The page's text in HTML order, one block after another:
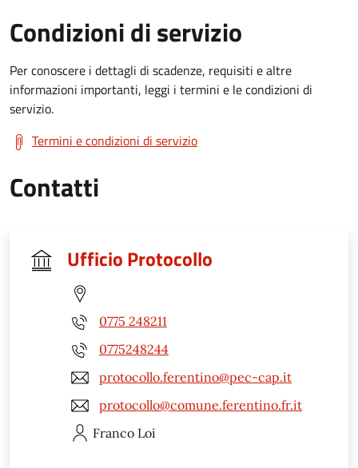
Condizioni di servizio
Per conoscere i dettagli di scadenze, requisiti e altre
informazioni importanti, leggi i termini e le condizioni di
servizio.
Termini e condizioni di servizio
Contatti
Ufficio Protocollo
0775 248211
0775248244
protocollo.ferentino@pec-cap.it
protocollo@comune.ferentino.fr.it
Franco Loi